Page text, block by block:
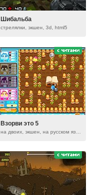
Шибальба
стрелялки, экшен, 3d, html5
Взорви это 5